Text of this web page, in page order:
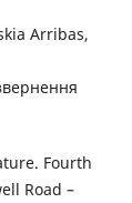
Arribas,
Fourth
Road –